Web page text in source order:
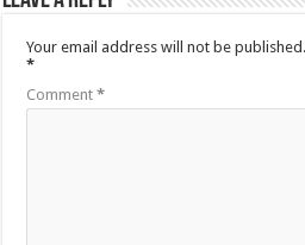
Your email address will not be published.
*
Comment*